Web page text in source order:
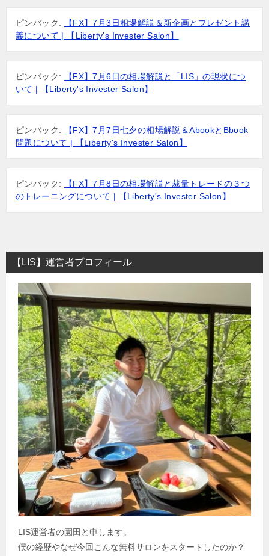
シ
ピンバック:
【FX】7月3日相場解説＆新企画とプレゼント講
義について | 【Liberty's Invester Salon】
ピンバック:
【FX】7月6日の相場解説と「LIS」の現状につ
いて | 【Liberty's Invester Salon】
ピンバック:
【FX】7月7日七夕の相場解説＆AbookとBbook
問題について | 【Liberty's Invester Salon】
ピンバック:
【FX】7月8日の相場解説と裁量トレードの３つ
のトレーニングについて | 【Liberty's Invester Salon】
【LIS】運営者プロフィール
LIS運営者の園田と申します。
僕の経歴やなぜ今回こんな無料サロンをスタートしたのか？